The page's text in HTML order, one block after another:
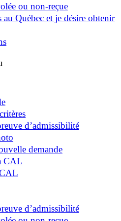
ou non-reçue
au Québec et je désire obtenir
d’admissibilité
demande
CAL
d’admissibilité